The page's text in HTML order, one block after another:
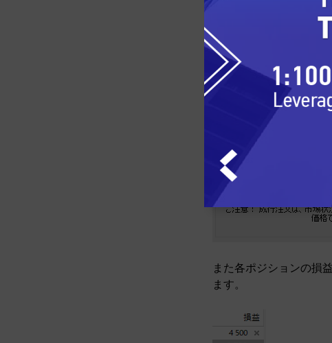
また各ポジションの損
ます。